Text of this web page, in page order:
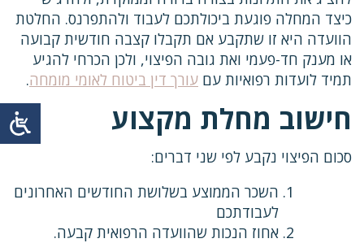
כיצד המחלה פוגעת ביכולתכם לעבוד ולהתפרנס. החלטת
הוועדה היא זו שתקבע אם תקבלו קצבה חודשית קבועה
או מענק חד-פעמי ואת גובה הפיצוי, ולכן הכרחי להגיע
תמיד לועדות רפואיות עם עורך דין ביטוח לאומי מומחה.
חישוב מחלת מקצוע
סכום הפיצוי נקבע לפי שני דברים:
השכר הממוצע בשלושת החודשים האחרונים
לעבודתכם
אחוז הנכות שהוועדה הרפואית קבעה.